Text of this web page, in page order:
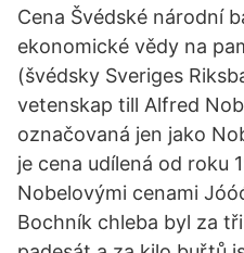
Cena Švédské národní
ekonomické vědy na
(švédsky Sveriges
vetenskap till Alfred
označovaná jen jako
je cena udílená od roku
Nobelovými cenami
Bochník chleba byl za